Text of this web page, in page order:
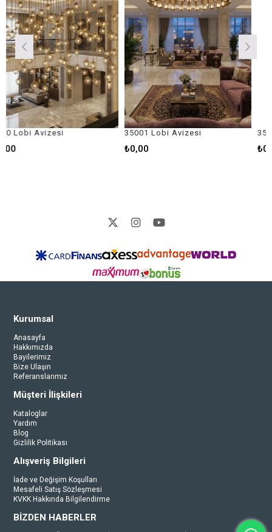
35001 Lobi Avizesi 35005 Lobi
Kurumsal
Anasayfa
Hakkımızda
Bayilerimiz
Bize Ulaşın
Referanslarımız
Müşteri İlişkileri
Kataloglar
Yardım
Blog
Gizlilik Politikası
Alışveriş Bilgileri
İade ve Değişim Koşulları
Mesafeli Satış Sözleşmesi
KVKK Hakkında Bilgilendirme
BİZDEN HABERLER